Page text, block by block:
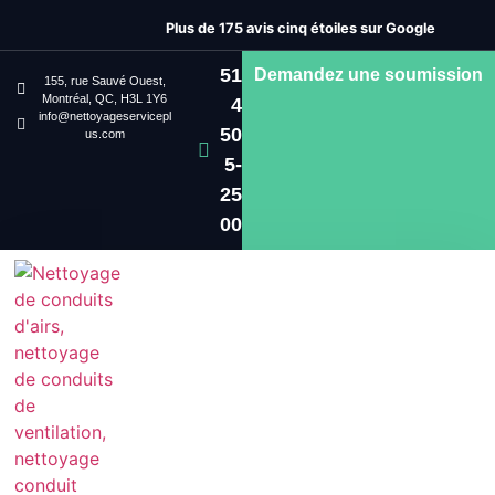
Plus de 175 avis cinq étoiles sur Google
155, rue Sauvé Ouest,
Montréal, QC, H3L 1Y6
info@nettoyageservicepl
us.com
51
4
50
5-
25
00
Demandez une soumission